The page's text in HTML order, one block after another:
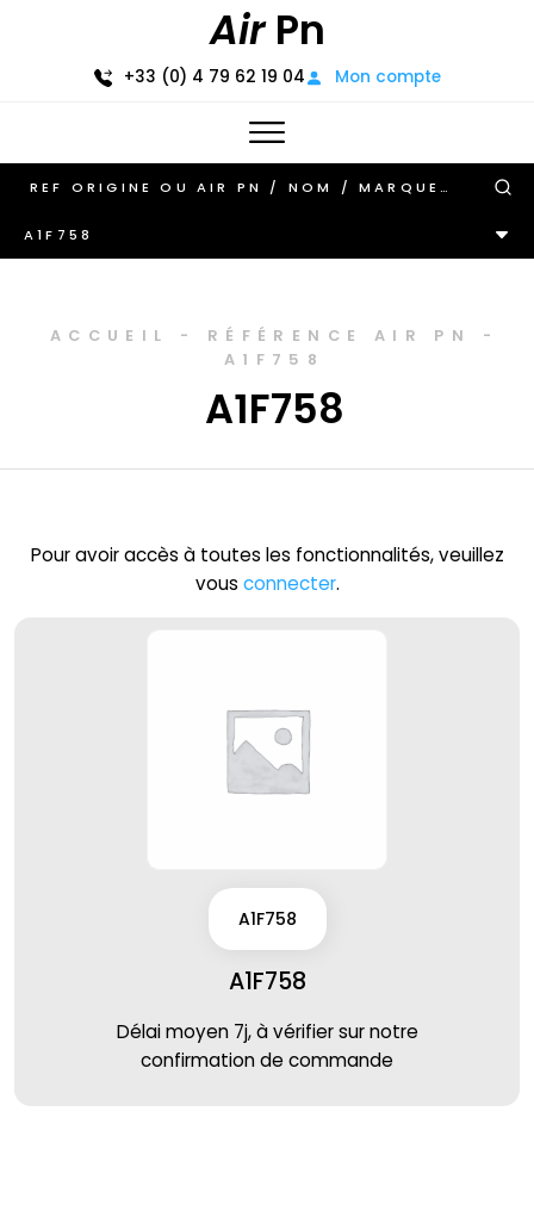
AirPn
+33 (0) 4 79 62 19 04 Mon compte
A1F758
ACCUEIL - RÉFÉRENCE AIR PN
-
A1F758
A1F758
Pour avoir accès à toutes les fonctionnalités, veuillez
vous connecter.
A1F758
A1F758
Délai moyen 7j, à vérifier sur notre
confirmation de commande